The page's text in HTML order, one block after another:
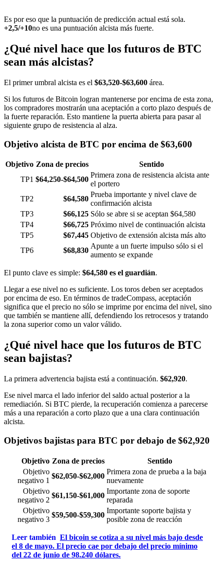
Es por eso que la puntuación de predicción actual está sola.
+2,5/+10no es una puntuación alcista más fuerte.
¿Qué nivel hace que los futuros de BTC
sean más alcistas?
El primer umbral alcista es el $63,520-$63,600 área.
Si los futuros de Bitcoin logran mantenerse por encima de esta zona,
los compradores mostrarán una aceptación a corto plazo después de
la fuerte reparación. Esto mantiene la puerta abierta para pasar al
siguiente grupo de resistencia al alza.
Objetivo alcista de BTC por encima de $63,600
Objetivo Zona de precios
Sentido
TP1 $64,250-$64,500
Primera zona de resistencia alcista ante
el portero
TP2
$64,580
Prueba importante y nivel clave de
confirmación alcista
TP3
$66,125 Sólo se abre si se aceptan $64,580
TP4
$66,725 Próximo nivel de continuación alcista
TP5
$67,445 Objetivo de extensión alcista más alto
TP6
$68,830
Apunte a un fuerte impulso sólo si el
aumento se expande
El punto clave es simple: $64,580 es el guardián.
Llegar a ese nivel no es suficiente. Los toros deben ser aceptados
por encima de eso. En términos de tradeCompass, aceptación
significa que el precio no sólo se imprime por encima del nivel, sino
que también se mantiene allí, defendiendo los retrocesos y tratando
la zona superior como un valor válido.
¿Qué nivel hace que los futuros de BTC
sean bajistas?
La primera advertencia bajista está a continuación. $62,920.
Ese nivel marca el lado inferior del saldo actual posterior a la
remediación. Si BTC pierde, la recuperación comienza a parecerse
más a una reparación a corto plazo que a una clara continuación
alcista.
Objetivos bajistas para BTC por debajo de $62,920
Objetivo Zona de precios
Sentido
Objetivo
negativo 1
$62,050-$62,000
Primera zona de prueba a la baja
nuevamente
Objetivo
negativo 2
$61,150-$61,000
Importante zona de soporte
reparada
Objetivo
negativo 3
$59,500-$59,300
Importante soporte bajista y
posible zona de reacción
Leer también El bicoin se cotiza a su nivel más bajo desde
el 8 de mayo. El precio cae por debajo del precio mínimo
del 22 de junio de 98.240 dólares.